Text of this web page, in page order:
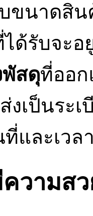
ขนาดสิ
ด้รับจะ
พัสดุที่ออก
งเป็นระ
และเวล
วามส